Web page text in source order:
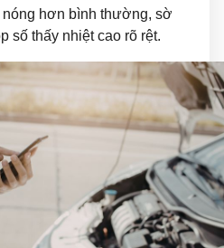
hơn bình thường, sờ
số thấy nhiệt cao rõ rệt.